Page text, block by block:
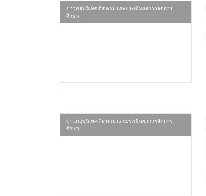
ข่าวกลุ่มนิเทศ ติดตาม และประเมินผลการจัดการ
ศึกษา
ข่าวกลุ่มนิเทศ ติดตาม และประเมินผลการจัดการ
ศึกษา